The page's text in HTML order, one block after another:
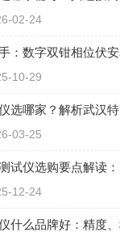
02-24
：数字双钳相位伏
10-29
03-25
12-24